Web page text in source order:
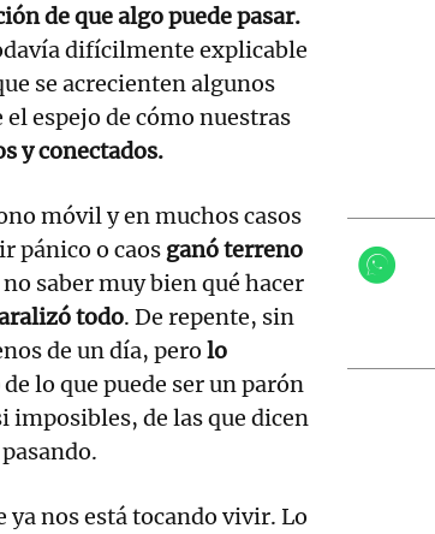
de que algo puede pasar.
difícilmente explicable
se acrecienten algunos
espejo de cómo nuestras
y conectados.
móvil y en muchos casos
pánico o caos ganó terreno
saber muy bien qué hacer
todo. De repente, sin
de un día, pero lo
de lo que puede ser un parón
imposibles, de las que dicen
ya nos está tocando vivir. Lo